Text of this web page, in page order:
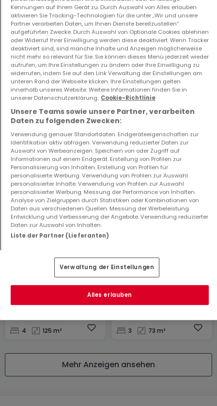
Gewerbe
Longwy
200.000 €
245 m²
Haus
Mont-Saint-Martin
180.000 €
5 145 m²
Mehrfamilienhaus
Cutry
283.000 €
0 300 m²
Grundstück
Cutry
160.000 €
6 ar
Réhon
4 125 m²
Wohnung
Mont-Saint-Martin
3 73 m²
Mehr Anzeigen ansehen
Kennungen auf Ihrem Gerät zu. Durch Auswahl von Alles erlauben
aktivieren Sie Tracking-Technologien für die unter „Wir und unsere
Partner verarbeiten Daten, um Ihnen Dienste bereitzustellen“
aufgeführten Zwecke. Durch Auswahl von Optionale Cookies ablehnen
oder Widerruf Ihrer Einwilligung werden diese deaktiviert. Wenn Tracker
deaktiviert sind, sind manche Inhalte und Anzeigen möglicherweise
nicht mehr so relevant für Sie. Sie können dieses Menü jederzeit wieder
aufrufen, um Ihre Einstellungen zu ändern oder Ihre Einwilligung zu
widerrufen, indem Sie auf den Link Verwaltung der Einstellungen am
unteren Rand der Webseite klicken. Ihre Einstellungen gelten
innerhalb unseres Website. Weitere Informationen finden Sie in
unserer Datenschutzerklärung. Cookie-Richtlinie
Unsere Teams sowie unsere Partner, verarbeiten
Daten zu folgenden Zwecken:
Verwendung genauer Standortdaten. Endgeräteeigenschaften zur
Identifikation aktiv abfragen. Verwendung reduzierter Daten zur
Auswahl von Werbeanzeigen. Speichern von oder Zugriff auf
Informationen auf einem Endgerät. Erstellung von Profilen zur
Personalisierung von Inhalten. Erstellung von Profilen für
personalisierte Werbung. Verwendung von Profilen zur Auswahl
personalisierter Inhalte. Verwendung von Profilen zur Auswahl
personalisierter Werbung. Messung der Performance von Inhalten.
Analyse von Zielgruppen durch Statistiken oder Kombinationen von
Daten aus verschiedenen Quellen. Messung der Werbeleistung.
Entwicklung und Verbesserung der Angebote. Verwendung reduzierter
Daten zur Auswahl von Inhalten.
Liste der Partner (Lieferanten)
Verwaltung der Einstellungen
Alles erlauben